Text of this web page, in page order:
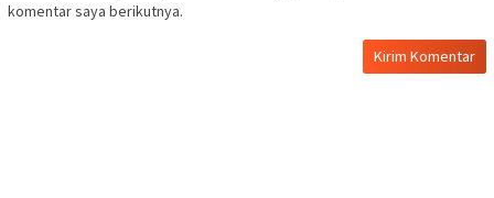
komentar saya berikutnya.